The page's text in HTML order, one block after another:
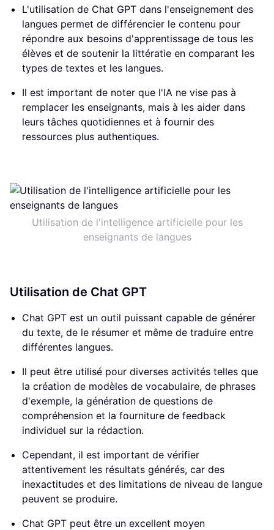
L'utilisation de Chat GPT dans l'enseignement des
langues permet de différencier le contenu pour
répondre aux besoins d'apprentissage de tous les
élèves et de soutenir la littératie en comparant les
types de textes et les langues.
Il est important de noter que l'IA ne vise pas à
remplacer les enseignants, mais à les aider dans
leurs tâches quotidiennes et à fournir des
ressources plus authentiques.
Utilisation de l'intelligence artificielle pour les
enseignants de langues
Utilisation de Chat GPT
Chat GPT est un outil puissant capable de générer
du texte, de le résumer et même de traduire entre
différentes langues.
Il peut être utilisé pour diverses activités telles que
la création de modèles de vocabulaire, de phrases
d'exemple, la génération de questions de
compréhension et la fourniture de feedback
individuel sur la rédaction.
Cependant, il est important de vérifier
attentivement les résultats générés, car des
inexactitudes et des limitations de niveau de langue
peuvent se produire.
Chat GPT peut être un excellent moyen